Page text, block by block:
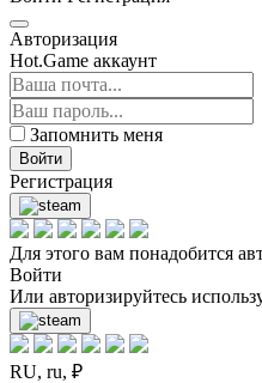
Авторизация
Hot.Game аккаунт
Запомнить меня
Войти
Регистрация
Для этого вам понадобится
Войти
Или авторизируйтесь
RU, ru, ₽